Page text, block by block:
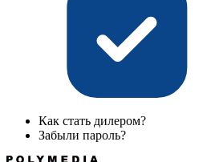
Как стать дилером?
Забыли пароль?